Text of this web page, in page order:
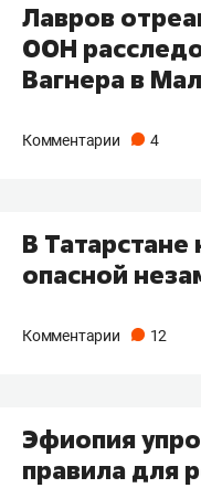
Лавров
ООН
Вагнера в
Комментарии 4
В
опасной
Комментарии 12
Эфиопия
правила для